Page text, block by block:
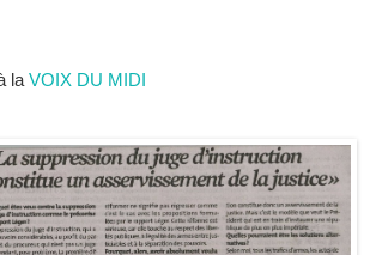
laVOIX DU MIDI